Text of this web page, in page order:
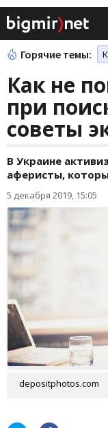
Горячие темы:
Как не
при
советы
В Украине
аферисты,
5 декабря 2019, 15:05
depositphotos.com